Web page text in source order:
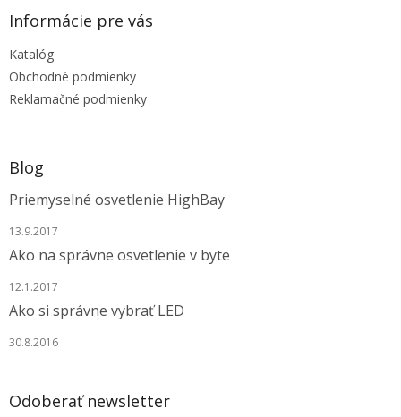
Informácie pre vás
Katalóg
Obchodné podmienky
Reklamačné podmienky
Blog
Priemyselné osvetlenie HighBay
13.9.2017
Ako na správne osvetlenie v byte
12.1.2017
Ako si správne vybrať LED
30.8.2016
Odoberať newsletter